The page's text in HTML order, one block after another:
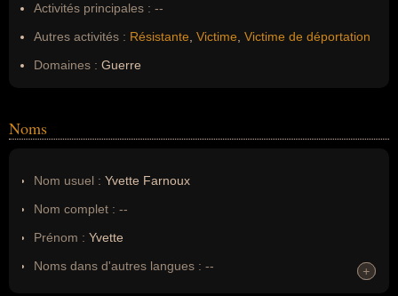
Activités principales : --
Autres activités : Résistante Victime Victime de déportation
Domaines : Guerre
Noms
Nom usuel : Yvette Farnoux
Nom complet : --
Prénom : Yvette
Noms dans d'autres langues : --
+
+